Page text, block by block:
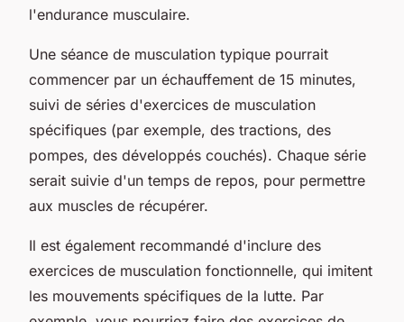
l'endurance musculaire.
Une séance de musculation typique pourrait
commencer par un échauffement de 15 minutes,
suivi de séries d'exercices de musculation
spécifiques (par exemple, des tractions, des
pompes, des développés couchés). Chaque série
serait suivie d'un temps de repos, pour permettre
aux muscles de récupérer.
Il est également recommandé d'inclure des
exercices de musculation fonctionnelle, qui imitent
les mouvements spécifiques de la lutte. Par